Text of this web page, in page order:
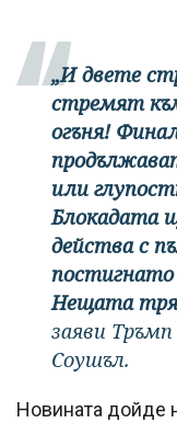
„И двете
стремят
огъня!
или
Блокадата
действа с
постигнато
Нещата
заяви
Соушъл.
Новината дойде